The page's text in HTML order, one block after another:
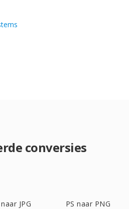
conversies
JPG PS naar PNG